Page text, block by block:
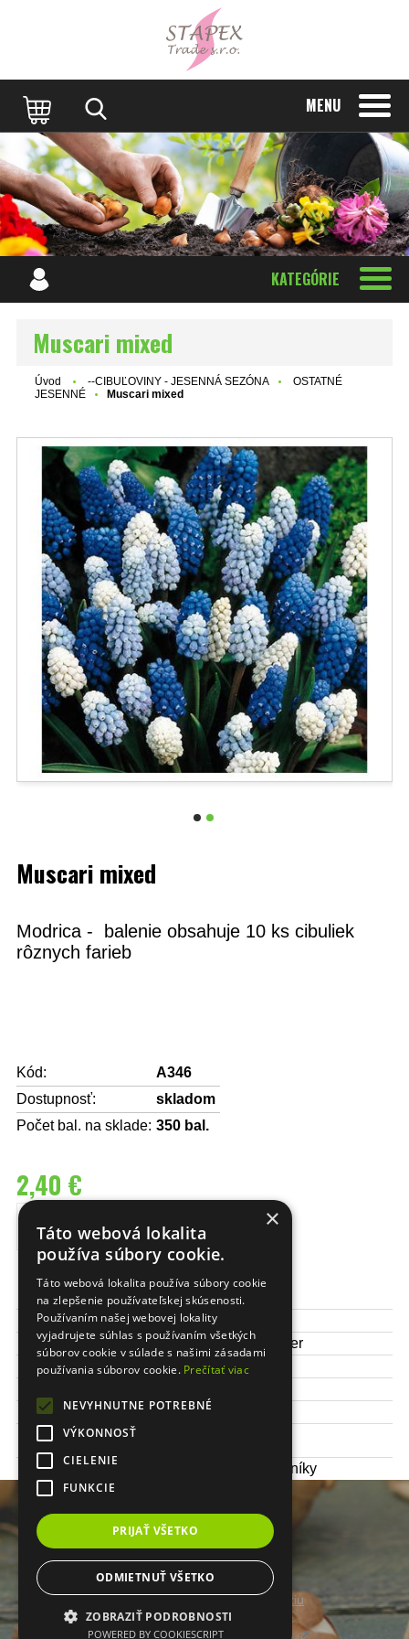
MENU
KATEGÓRIE
Muscari mixed
Úvod --CIBUĽOVINY - JESENNÁ SEZÓNA
OSTATNÉ
JESENNÉ
Muscari mixed
Muscari mixed
Modrica - balenie obsahuje 10 ks cibuliek
rôznych farieb
Kód:
A346
Dostupnosť:
skladom
Počet bal. na sklade: 350 bal.
2,40 €
DO KOŠÍKA
Výška kvetu:
10 - 20 cm
Obdobie kvitnutia:
apríl
Čas sadenia: september/november
Stanovište: slnečné, polotieň
Balenie:
10 ks / bal.
Veľkosť
Využitie:
záhony, parky, črepníky
Prepnúť zobrazenie na plnú verziu
Copyright 2014 - 2026 © www.cibulky.sk
×
Táto webová lokalita
používa súbory cookie.
Táto webová lokalita používa súbory cookie
na zlepšenie používateľskej skúsenosti.
Používaním našej webovej lokality
vyjadrujete súhlas s používaním všetkých
súborov cookie v súlade s našimi zásadami
používania súborov cookie. Prečítať viac
NEVYHNUTNE POTREBNÉ
VÝKONNOSŤ
CIELENIE
FUNKCIE
PRIJAŤ VŠETKO
ODMIETNUŤ VŠETKO
ZOBRAZIŤ PODROBNOSTI
POWERED BY COOKIESCRIPT